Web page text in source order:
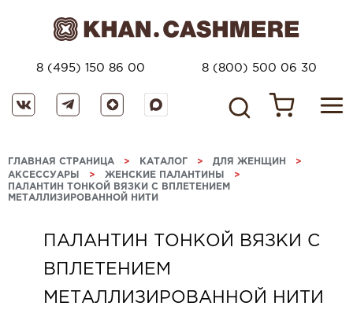
8 (495) 150 86 00 8 (800) 500 06 30
ГЛАВНАЯ СТРАНИЦА > КАТАЛОГ > ДЛЯ ЖЕНЩИН >
АКСЕССУАРЫ > ЖЕНСКИЕ ПАЛАНТИНЫ >
ПАЛАНТИН ТОНКОЙ ВЯЗКИ С ВПЛЕТЕНИЕМ
МЕТАЛЛИЗИРОВАННОЙ НИТИ
ПАЛАНТИН ТОНКОЙ ВЯЗКИ С
ВПЛЕТЕНИЕМ
МЕТАЛЛИЗИРОВАННОЙ НИТИ